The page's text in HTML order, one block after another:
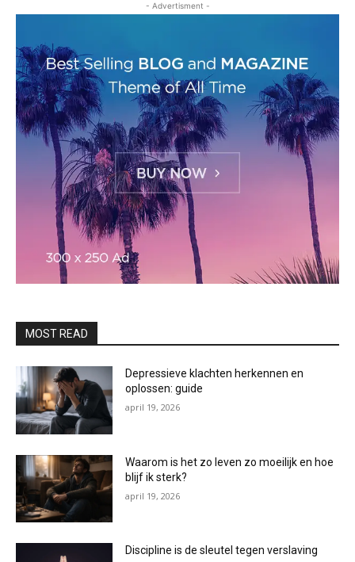
- Advertisment -
MOST READ
Depressieve klachten herkennen en
oplossen: guide
april 19, 2026
Waarom is het zo leven zo moeilijk en hoe
blijf ik sterk?
april 19, 2026
Discipline is de sleutel tegen verslaving